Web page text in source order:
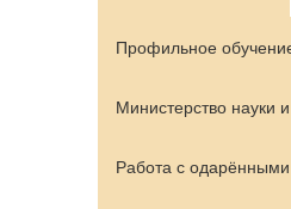
Профильное
Министерство науки
Работа с